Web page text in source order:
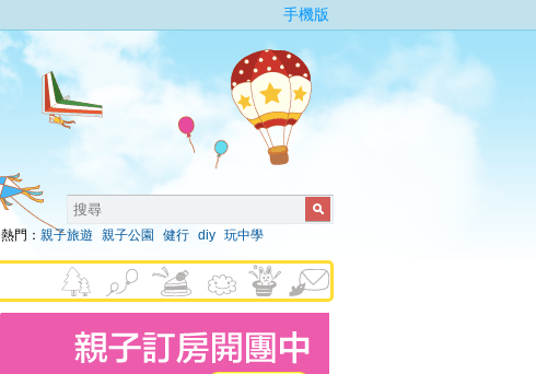
手機版
熱門： 親子旅遊 親子公園 健行 diy 玩中學